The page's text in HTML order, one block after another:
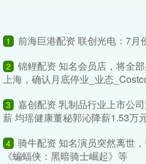
1 前海巨港配资 联创光电：7月
2
锦鲤配资 知名会员店，将全
上海，确认月底停业_业态
3
嘉创配资 乳制品行业上市公
薪 均瑶健康董秘郭沁降薪1.53万
4 骑牛配资 知名演员突然离世
《蝙蝠侠：黑暗骑士崛起》等